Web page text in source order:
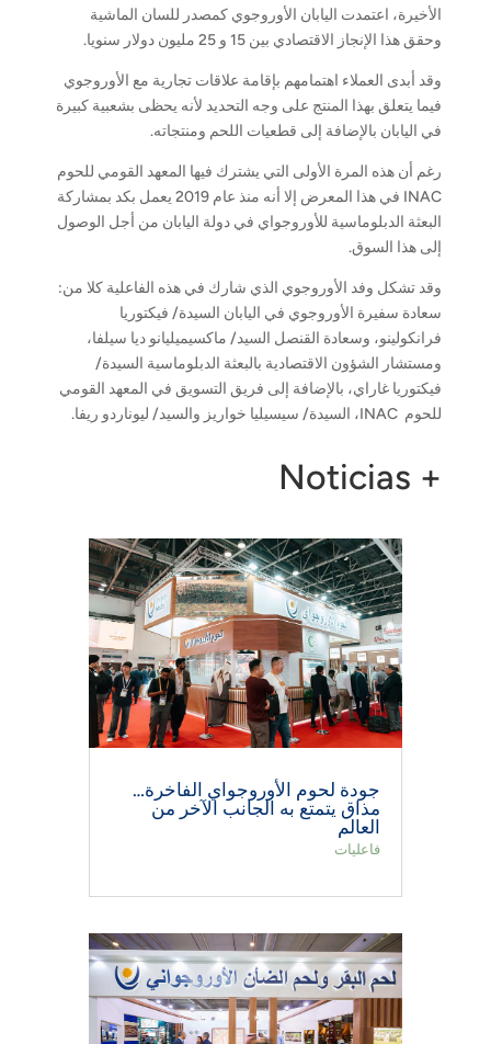
الأخيرة، اعتمدت اليابان الأوروجوي كمصدر للسان الماشية
وحقق هذا الإنجاز الاقتصادي بين 15 و 25 مليون دولار سنويا.
وقد أبدى العملاء اهتمامهم بإقامة علاقات تجارية مع الأوروجوي
فيما يتعلق بهذا المنتج على وجه التحديد لأنه يحظى بشعبية كبيرة
في اليابان بالإضافة إلى قطعيات اللحم ومنتجاته.
رغم أن هذه المرة الأولى التي يشترك فيها المعهد القومي للحوم
INAC في هذا المعرض إلا أنه منذ عام 2019 يعمل بكد بمشاركة
البعثة الدبلوماسية للأوروجواي في دولة اليابان من أجل الوصول
إلى هذا السوق.
وقد تشكل وفد الأوروجوي الذي شارك في هذه الفاعلية كلا من:
سعادة سفيرة الأوروجوي في اليابان السيدة/ فيكتوريا
فرانكولينو، وسعادة القنصل السيد/ ماكسيميليانو ديا سيلفا،
ومستشار الشؤون الاقتصادية بالبعثة الدبلوماسية السيدة/
فيكتوريا غاراي، بالإضافة إلى فريق التسويق في المعهد القومي
للحوم INAC، السيدة/ سيسيليا خواريز والسيد/ ليوناردو ريفا.
+ Noticias
جودة لحوم الأوروجواي الفاخرة…
مذاق يتمتع به الجانب الآخر من
العالم
فاعليات